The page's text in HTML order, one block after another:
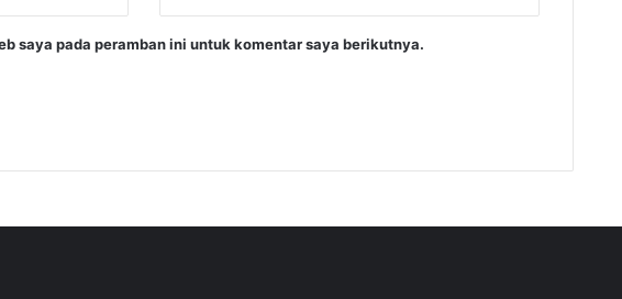
saya pada peramban ini untuk komentar saya berikutnya.